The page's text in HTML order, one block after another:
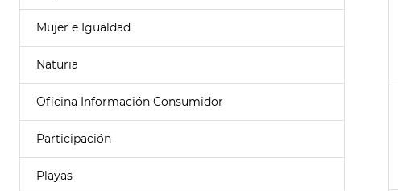
Mujer e Igualdad
Naturia
Oficina Información Consumidor
Participación
Playas